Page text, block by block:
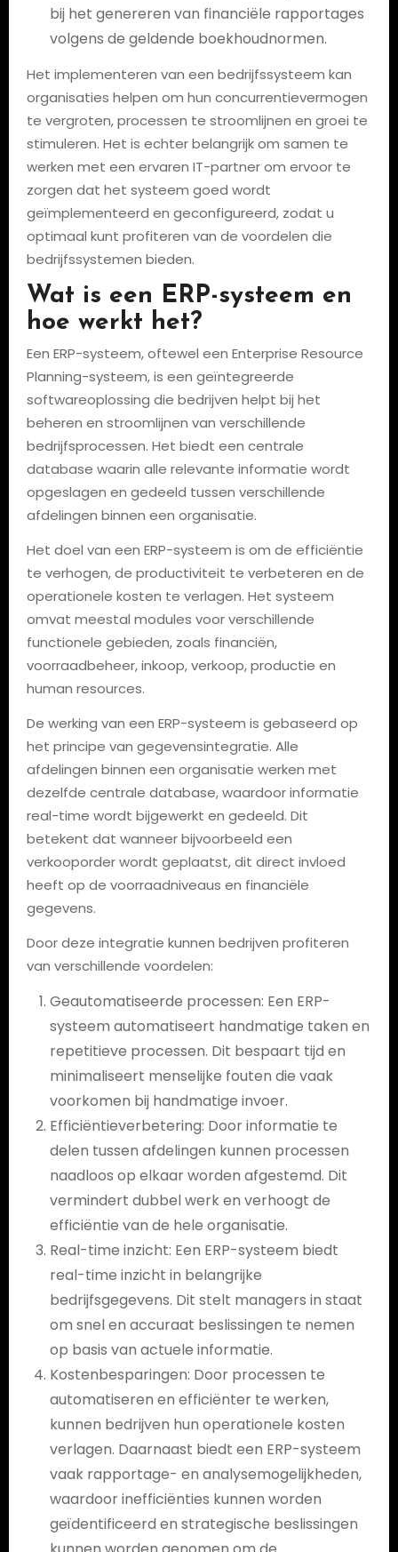
bij het genereren van financiële rapportages
volgens de geldende boekhoudnormen.
Het implementeren van een bedrijfssysteem kan
organisaties helpen om hun concurrentievermogen
te vergroten, processen te stroomlijnen en groei te
stimuleren. Het is echter belangrijk om samen te
werken met een ervaren IT-partner om ervoor te
zorgen dat het systeem goed wordt
geïmplementeerd en geconfigureerd, zodat u
optimaal kunt profiteren van de voordelen die
bedrijfssystemen bieden.
Wat is een ERP-systeem en
hoe werkt het?
Een ERP-systeem, oftewel een Enterprise Resource
Planning-systeem, is een geïntegreerde
softwareoplossing die bedrijven helpt bij het
beheren en stroomlijnen van verschillende
bedrijfsprocessen. Het biedt een centrale
database waarin alle relevante informatie wordt
opgeslagen en gedeeld tussen verschillende
afdelingen binnen een organisatie.
Het doel van een ERP-systeem is om de efficiëntie
te verhogen, de productiviteit te verbeteren en de
operationele kosten te verlagen. Het systeem
omvat meestal modules voor verschillende
functionele gebieden, zoals financiën,
voorraadbeheer, inkoop, verkoop, productie en
human resources.
De werking van een ERP-systeem is gebaseerd op
het principe van gegevensintegratie. Alle
afdelingen binnen een organisatie werken met
dezelfde centrale database, waardoor informatie
real-time wordt bijgewerkt en gedeeld. Dit
betekent dat wanneer bijvoorbeeld een
verkooporder wordt geplaatst, dit direct invloed
heeft op de voorraadniveaus en financiële
gegevens.
Door deze integratie kunnen bedrijven profiteren
van verschillende voordelen:
Geautomatiseerde processen: Een ERP-
systeem automatiseert handmatige taken en
repetitieve processen. Dit bespaart tijd en
minimaliseert menselijke fouten die vaak
voorkomen bij handmatige invoer.
Efficiëntieverbetering: Door informatie te
delen tussen afdelingen kunnen processen
naadloos op elkaar worden afgestemd. Dit
vermindert dubbel werk en verhoogt de
efficiëntie van de hele organisatie.
Real-time inzicht: Een ERP-systeem biedt
real-time inzicht in belangrijke
bedrijfsgegevens. Dit stelt managers in staat
om snel en accuraat beslissingen te nemen
op basis van actuele informatie.
Kostenbesparingen: Door processen te
automatiseren en efficiënter te werken,
kunnen bedrijven hun operationele kosten
verlagen. Daarnaast biedt een ERP-systeem
vaak rapportage- en analysemogelijkheden,
waardoor inefficiënties kunnen worden
geïdentificeerd en strategische beslissingen